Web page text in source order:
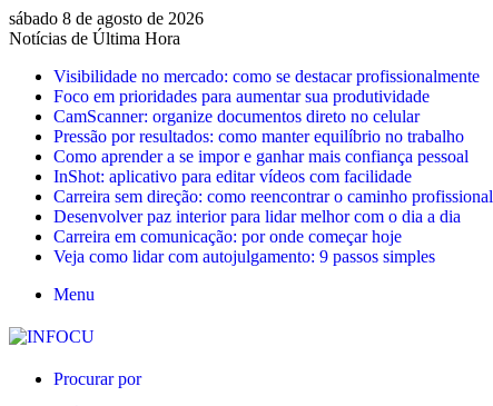
sábado 8 de agosto de 2026
Notícias de Última Hora
Visibilidade no mercado: como se destacar profissionalmente
Foco em prioridades para aumentar sua produtividade
CamScanner: organize documentos direto no celular
Pressão por resultados: como manter equilíbrio no trabalho
Como aprender a se impor e ganhar mais confiança pessoal
InShot: aplicativo para editar vídeos com facilidade
Carreira sem direção: como reencontrar o caminho profissional
Desenvolver paz interior para lidar melhor com o dia a dia
Carreira em comunicação: por onde começar hoje
Veja como lidar com autojulgamento: 9 passos simples
Menu
Procurar por